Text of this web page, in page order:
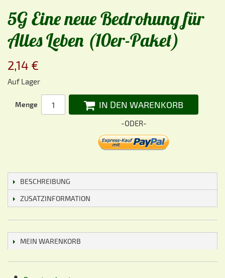
5G Eine neue Bedrohung für
Alles Leben (10er-Paket)
2,14 €
Auf Lager
Menge IN DEN WARENKORB
-ODER-
BESCHREIBUNG
ZUSATZINFORMATION
MEIN WARENKORB